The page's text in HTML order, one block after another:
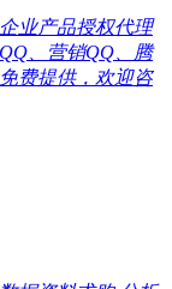
业产品授权代理
、营销QQ、腾
费提供，欢迎咨